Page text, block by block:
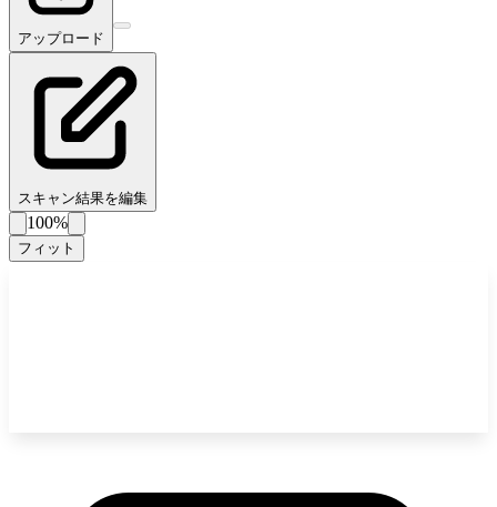
アップロード
スキャン結果を編集
100%
フィット